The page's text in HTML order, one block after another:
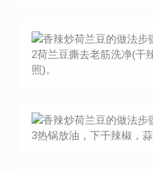
2荷兰豆撕去老筋洗净(干
照)。
3热锅放油，下干辣椒，蒜